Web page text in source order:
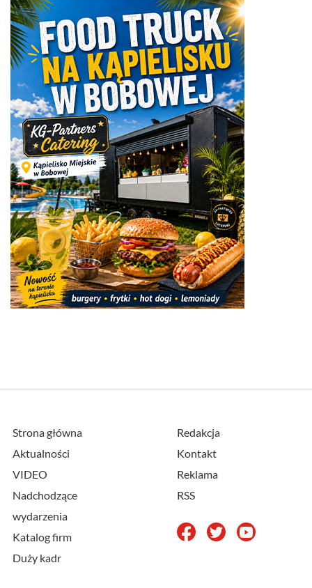
Strona główna
Aktualności
VIDEO
Nadchodzące
wydarzenia
Katalog firm
Duży kadr
Redakcja
Kontakt
Reklama
RSS